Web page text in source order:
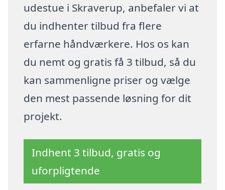
udestue i Skraverup, anbefaler vi at
du indhenter tilbud fra flere
erfarne håndværkere. Hos os kan
du nemt og gratis få 3 tilbud, så du
kan sammenligne priser og vælge
den mest passende løsning for dit
projekt.
Indhent 3 tilbud, gratis og
uforpligtende